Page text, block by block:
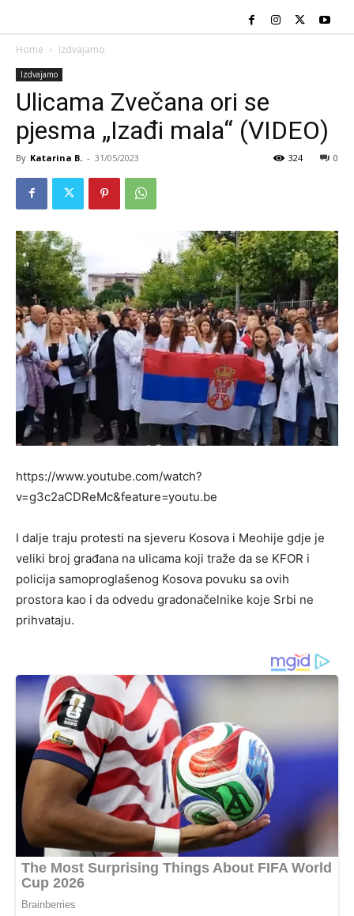
Home Izdvajamo
Izdvajamo
Ulicama Zvečana ori se
pjesma „Izađi mala“ (VIDEO)
By Katarina B. - 31/05/2023 0
324
https://www.youtube.com/watch?
v=g3c2aCDReMc&feature=youtu.be
I dalje traju protesti na sjeveru Kosova i Meohije gdje je
veliki broj građana na ulicama koji traže da se KFOR i
policija samoproglašenog Kosova povuku sa ovih
prostora kao i da odvedu gradonačelnike koje Srbi ne
prihvataju.